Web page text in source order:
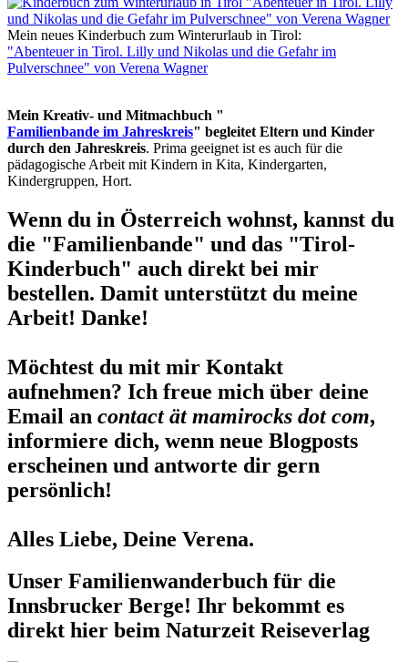
Mein neues Kinderbuch zum Winterurlaub in Tirol:
"Abenteuer in Tirol. Lilly und Nikolas und die Gefahr im
Pulverschnee" von Verena Wagner
Mein Kreativ- und Mitmachbuch "
Familienbande im Jahreskreis" begleitet Eltern und Kinder
durch den Jahreskreis. Prima geeignet ist es auch für die
pädagogische Arbeit mit Kindern in Kita, Kindergarten,
Kindergruppen, Hort.
Wenn du in Österreich wohnst, kannst du
die "Familienbande" und das "Tirol-
Kinderbuch" auch direkt bei mir
bestellen. Damit unterstützt du meine
Arbeit! Danke!
Möchtest du mit mir Kontakt
aufnehmen? Ich freue mich über deine
Email an contact ät mamirocks dot com,
informiere dich, wenn neue Blogposts
erscheinen und antworte dir gern
persönlich!
Alles Liebe, Deine Verena.
Unser Familienwanderbuch für die
Innsbrucker Berge! Ihr bekommt es
direkt hier beim Naturzeit Reiseverlag